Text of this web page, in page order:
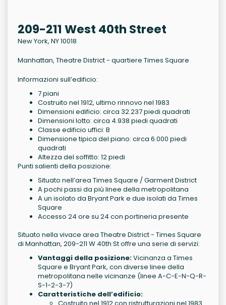
209-211 West 40th Street
New York, NY 10018
Manhattan, Theatre District - quartiere Times Square
Informazioni sull’edificio:
7 piani
Costruito nel 1912, ultimo rinnovo nel 1983
Dimensioni edificio: circa 32.237 piedi quadrati
Dimensioni lotto: circa 4.938 piedi quadrati
Classe edificio uffici: B
Dimensione tipica del piano: circa 6.000 piedi
quadrati
Altezza del soffitto: 12 piedi
Punti salienti della posizione:
Situato nell’area Times Square / Garment District
A pochi passi da più linee della metropolitana
A un isolato da Bryant Park e due isolati da Times
Square
Accesso 24 ore su 24 con portineria presente
Situato nella vivace area Theatre District - Times Square
di Manhattan, 209-211 W 40th St offre una serie di servizi:
Vantaggi della posizione:Vicinanza a Times
Square e Bryant Park, con diverse linee della
metropolitana nelle vicinanze (linee A-C-E-N-Q-R-
S-1-2-3-7)
Caratteristiche dell’edificio: